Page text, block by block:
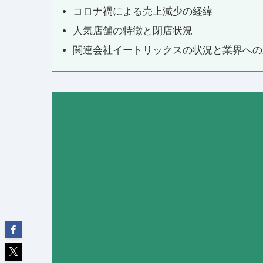
コロナ禍による売上減少の経緯
人気店舗の特徴と閉店状況
関連会社イートリックスの状況と業界へ